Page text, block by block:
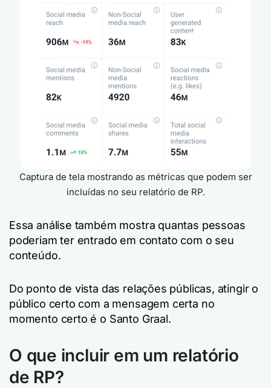
Captura de tela mostrando as métricas que podem ser
incluídas no seu relatório de RP.
Essa análise também mostra quantas pessoas
poderiam ter entrado em contato com o seu
conteúdo.
Do ponto de vista das relações públicas, atingir o
público certo com a mensagem certa no
momento certo é o Santo Graal.
O que incluir em um relatório
de RP?